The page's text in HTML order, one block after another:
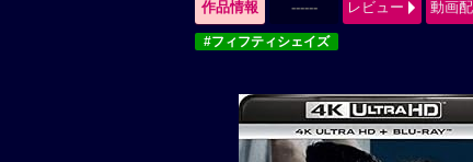
作品情報 ------ レビュー 動画
#フィフティシェイズ